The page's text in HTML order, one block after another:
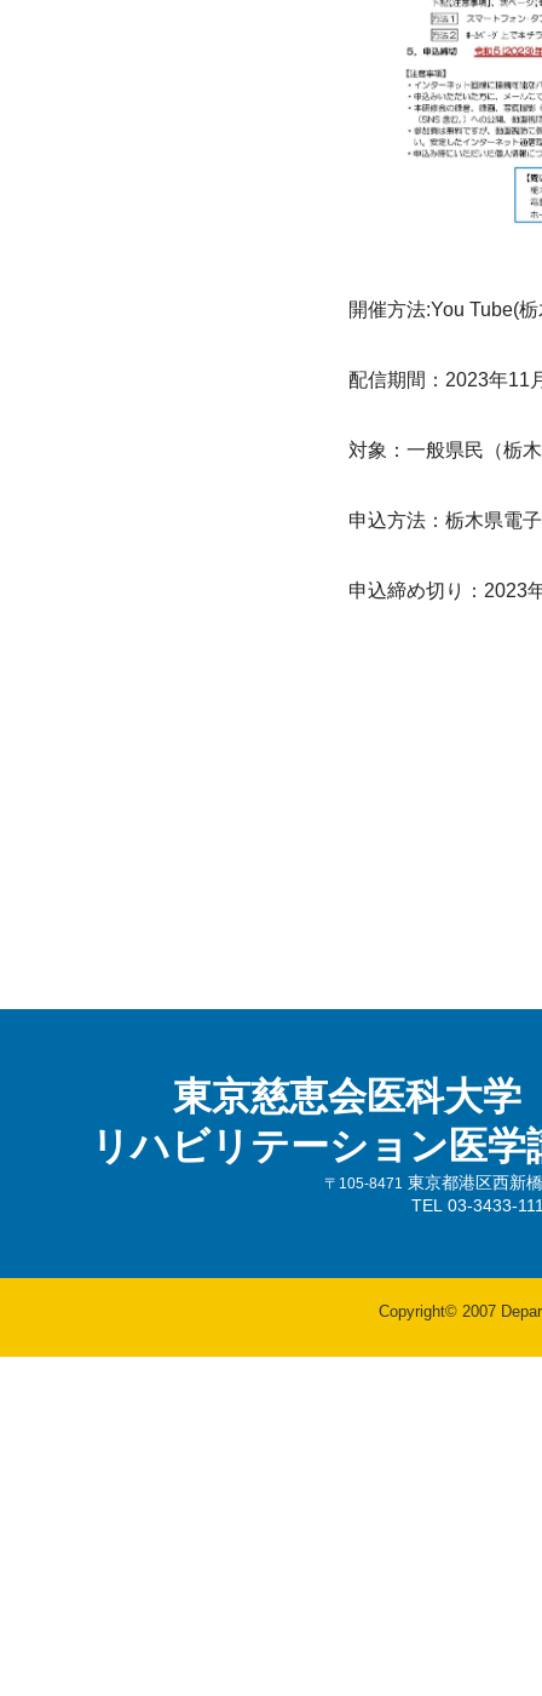
開催方法:You Tube(
配信期間：2023年11
対象：一般県民（栃
申込方法：栃木県電
申込締め切り：2023
東京慈恵会医科大学
リハビリテーション医学
〒105-8471
東京都港区西新
TEL 03-3433-
Copyright© 2007